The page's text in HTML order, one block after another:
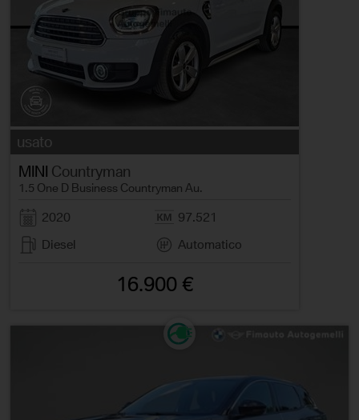
usato
MINI Countryman
1.5 One D Business Countryman Au.
2020
97.521
Diesel
Automatico
16.900 €